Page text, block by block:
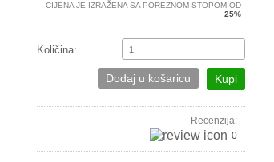
CIJENA JE IZRAŽENA SA POREZNOM STOPOM OD
25%
Količina:
Kupi
Dodaj u košaricu
Recenzija:
0